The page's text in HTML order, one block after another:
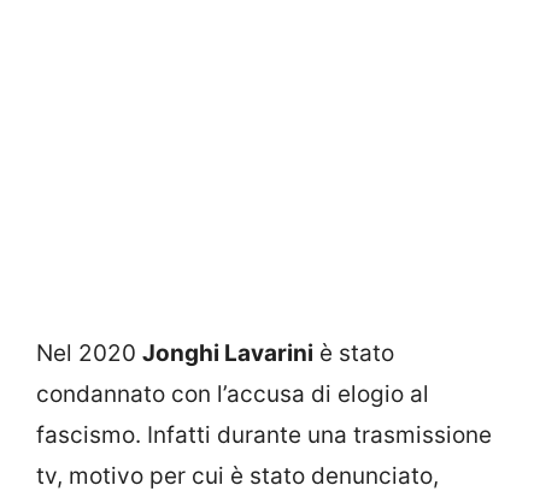
Nel 2020 Jonghi Lavarini è stato
condannato con l’accusa di elogio al
fascismo. Infatti durante una trasmissione
tv, motivo per cui è stato denunciato,